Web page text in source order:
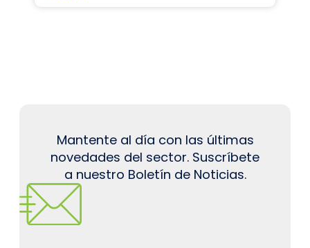
Mantente al día con las últimas
novedades del sector. Suscríbete
a nuestro Boletín de Noticias.